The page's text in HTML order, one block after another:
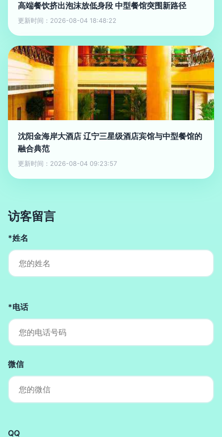
高端餐饮挤出泡沫放低身段 中型餐馆突围新路径
更新时间：2026-08-04 18:48:22
沈阳金海岸大酒店 辽宁三星级酒店宾馆与中型餐馆的
融合典范
更新时间：2026-08-04 09:23:57
访客留言
*姓名
*电话
微信
QQ